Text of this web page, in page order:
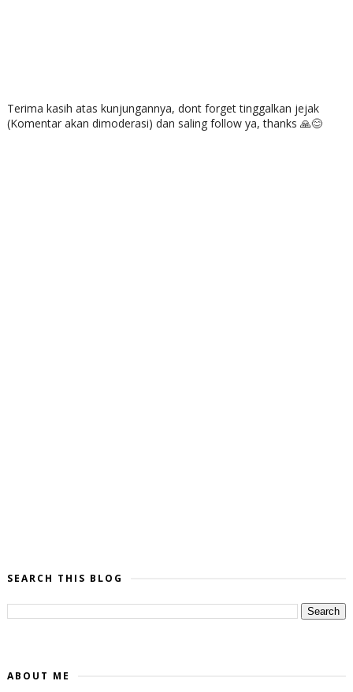
Terima kasih atas kunjungannya, dont forget tinggalkan jejak
(Komentar akan dimoderasi) dan saling follow ya, thanks 🙏😊
SEARCH THIS BLOG
ABOUT ME